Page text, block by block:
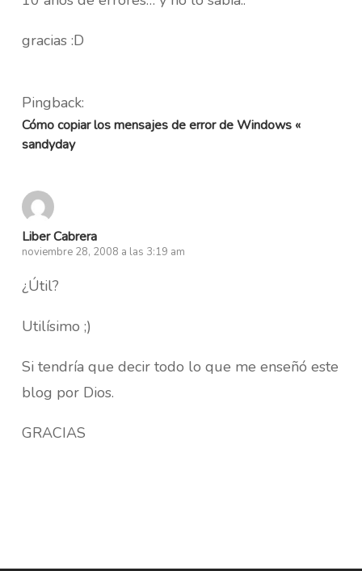
gracias :D
Pingback:
Cómo copiar los mensajes de error de Windows «
sandyday
Liber Cabrera
noviembre 28, 2008 a las 3:19 am
¿Útil?
Utilísimo ;)
Si tendría que decir todo lo que me enseñó este
blog por Dios.
GRACIAS